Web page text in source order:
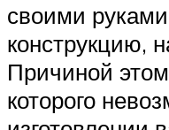
своими
конструкцию,
Причиной
которого